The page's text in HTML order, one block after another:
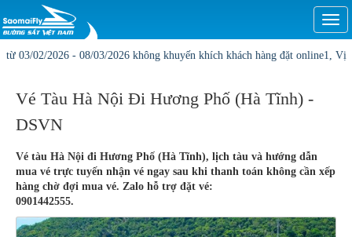
- 08/03/2026 không khuyến khích khách hàng đặt online1, Vị trí và giá
Vé Tàu Hà Nội Đi Hương Phố (Hà Tĩnh) -
DSVN
Vé tàu Hà Nội đi Hương Phố (Hà Tĩnh), lịch tàu và hướng dẫn
mua vé trực tuyến nhận vé ngay sau khi thanh toán không cần xếp
hàng chờ đợi mua vé. Zalo hỗ trợ đặt vé:
0901442555.